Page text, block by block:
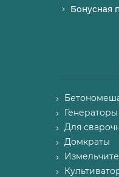
Бонусная
Для
Домкраты